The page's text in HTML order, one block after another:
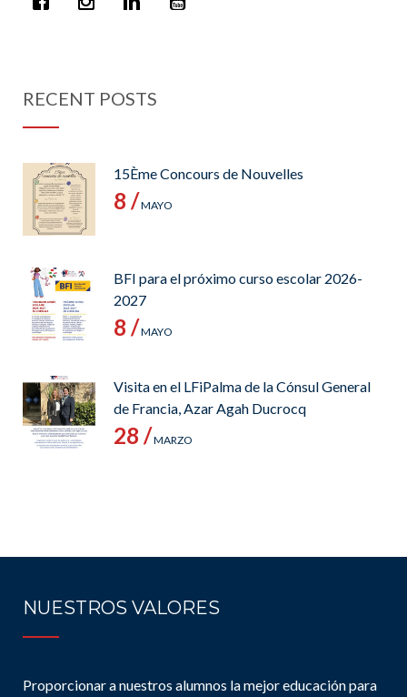
RECENT POSTS
15Ème Concours de Nouvelles
8 /MAYO
BFI para el próximo curso escolar 2026-
2027
8 /MAYO
Visita en el LFiPalma de la Cónsul General
de Francia, Azar Agah Ducrocq
28 /MARZO
NUESTROS VALORES
Proporcionar a nuestros alumnos la mejor educación para